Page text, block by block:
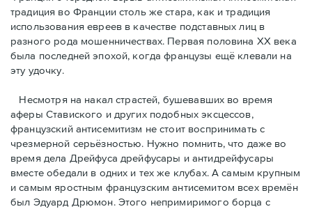
традиция во Франции столь же стара, как и традиция
использования евреев в качестве подставных лиц в
разного рода мошенничествах. Первая половина ХХ века
была последней эпохой, когда французы ещё клевали на
эту удочку.
Несмотря на накал страстей, бушевавших во время
аферы Ставиского и других подобных эксцессов,
французский антисемитизм не стоит воспринимать с
чрезмерной серьёзностью. Нужно помнить, что даже во
время дела Дрейфуса дрейфусары и антидрейфусары
вместе обедали в одних и тех же клубах. А самым крупным
и самым яростным французским антисемитом всех времён
был Эдуард Дрюмон. Этого непримиримого борца с